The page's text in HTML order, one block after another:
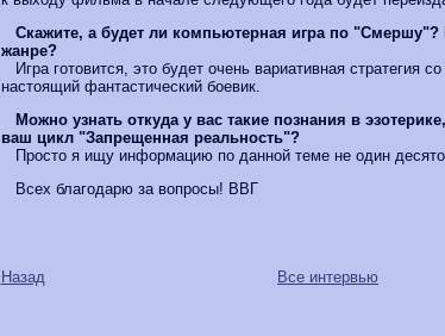
Скажите, а будет ли компьютерная игра по "Смершу"?
жанре?
Игра готовится, это будет очень вариативная стратегия
настоящий фантастический боевик.
Можно узнать откуда у вас такие познания в
ваш цикл "Запрещенная реальность"?
Просто я ищу информацию по данной теме не один
Всех благодарю за вопросы! ВВГ
Назад Все интервью